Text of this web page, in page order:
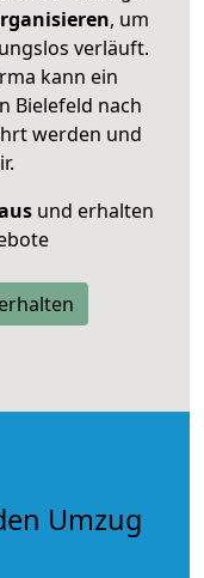
, um
verläuft.
kann ein
Bielefeld nach
werden und
und erhalten
Umzug